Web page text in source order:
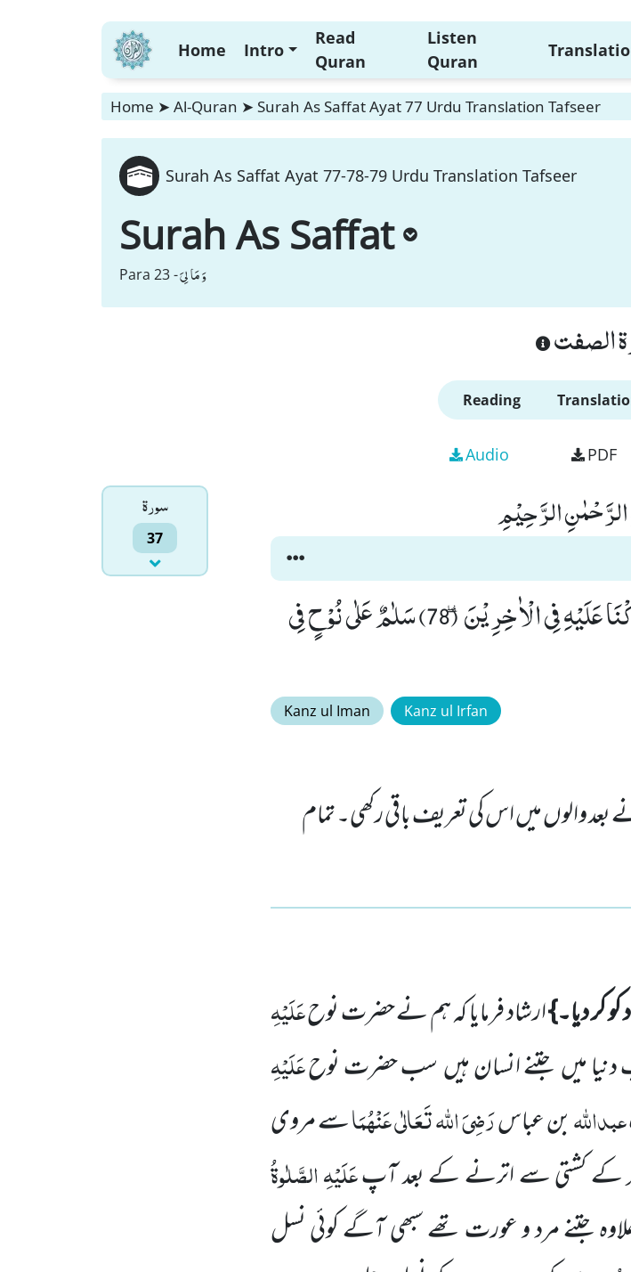
Home Intro
Read
Quran
Listen
Quran
Home ➤ Al-Quran ➤ Surah As Saffat Ayat 77 Urdu Translation Tafseer
Surah As Saffat Ayat 77-78-79 Urdu Translation Tafseer
Surah As Saffat
Para 23 -وَ مَا لِیَ
الصفت
Reading
Audio PDF
سورۃ
37
الرَّحْمٰنِ الرَّحِیْمِ
وَ جَعَلْنَا ذُرِّیَّتَهٗ هُمُ الْبٰقِیْنَ٘ ۖ (77) وَ تَرَكْنَا عَلَیْهِ فِی الْاٰخِرِیْنَ٘ ۖ (78) سَلٰمٌ عَلٰى نُوْحٍ فِی
Kanz ul Iman Kanz ul Irfan
بعد والوں میں اس کی تعریف باقی رکھی۔ تمام
کر دیا۔}ارشاد فرمایا کہ ہم نے حضرت نوحعَلَیْہِ
میںجتنے انسان ہیںسب حضرت نوحعَلَیْہِ
عبداللہبن عباسرَضِیَاللہ تَعَالٰی عَنْہُمَاسے مروی
کے کشتی سے اترنے کے بعدآپعَلَیْہِالصَّلٰوۃُ
جتنے مرد و عورت تھے سبھی آگے کوئی نسل